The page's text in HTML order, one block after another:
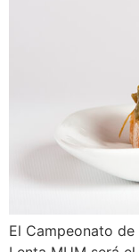
El Campeonato